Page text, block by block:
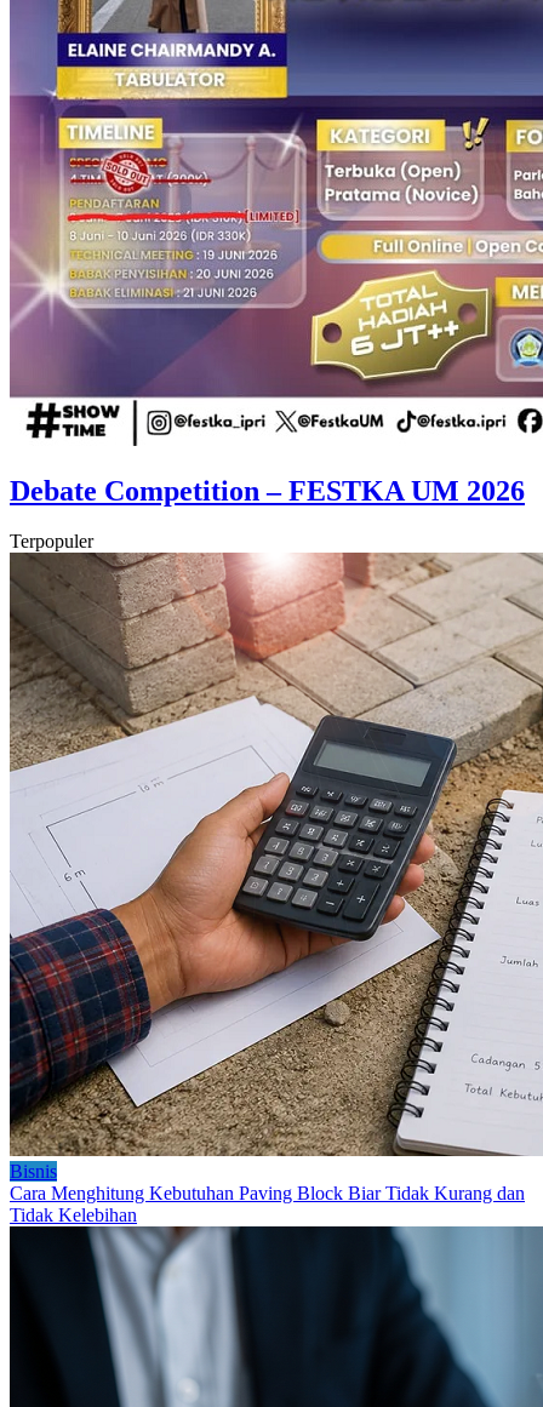
Debate Competition – FESTKA UM 2026
Terpopuler
Bisnis
Cara Menghitung Kebutuhan Paving Block Biar Tidak Kurang dan
Tidak Kelebihan